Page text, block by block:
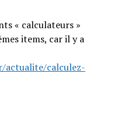
« calculateurs »
items, car il y a
actualite/calculez-